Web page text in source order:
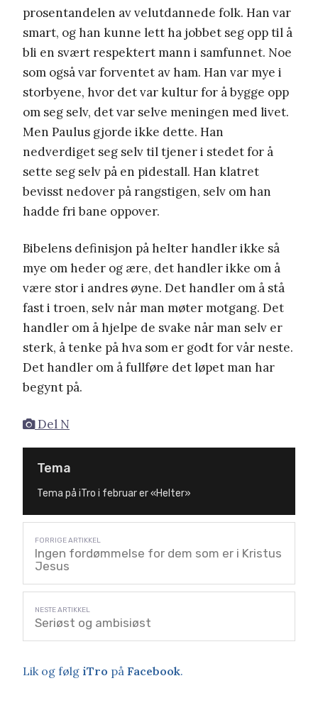
prosentandelen av velutdannede folk. Han var
smart, og han kunne lett ha jobbet seg opp til å
bli en svært respektert mann i samfunnet. Noe
som også var forventet av ham. Han var mye i
storbyene, hvor det var kultur for å bygge opp
om seg selv, det var selve meningen med livet.
Men Paulus gjorde ikke dette. Han
nedverdiget seg selv til tjener i stedet for å
sette seg selv på en pidestall. Han klatret
bevisst nedover på rangstigen, selv om han
hadde fri bane oppover.
Bibelens definisjon på helter handler ikke så
mye om heder og ære, det handler ikke om å
være stor i andres øyne. Det handler om å stå
fast i troen, selv når man møter motgang. Det
handler om å hjelpe de svake når man selv er
sterk, å tenke på hva som er godt for vår neste.
Det handler om å fullføre det løpet man har
begynt på.
Del N
Tema
Tema på iTro i februar er «Helter»
Ingen fordømmelse for dem som er i Kristus
Jesus
Seriøst og ambisiøst
Lik og følg iTro på Facebook.